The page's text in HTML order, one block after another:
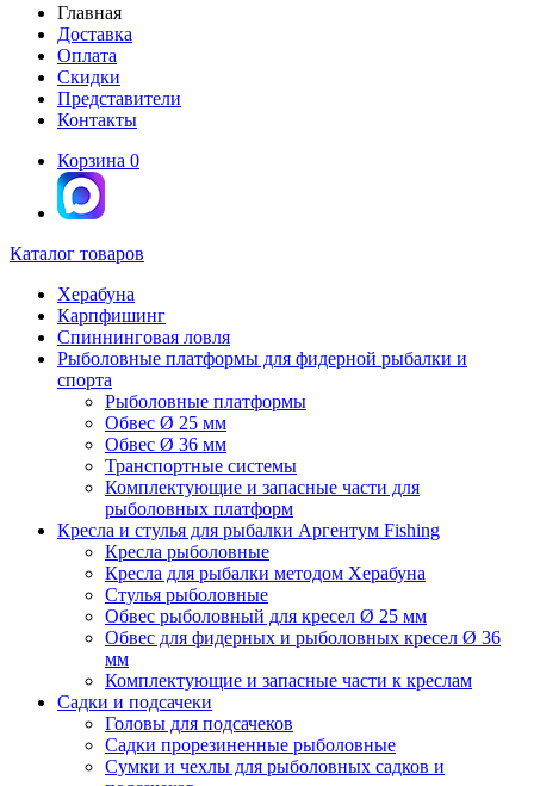
Главная
Доставка
Оплата
Скидки
Представители
Контакты
Корзина 0
Каталог товаров
Херабуна
Карпфишинг
Спиннинговая ловля
Рыболовные платформы для фидерной рыбалки и
спорта
Рыболовные платформы
Обвес Ø 25 мм
Обвес Ø 36 мм
Транспортные системы
Комплектующие и запасные части для
рыболовных платформ
Кресла и стулья для рыбалки Аргентум Fishing
Кресла рыболовные
Кресла для рыбалки методом Херабуна
Стулья рыболовные
Обвес рыболовный для кресел Ø 25 мм
Обвес для фидерных и рыболовных кресел Ø 36
мм
Комплектующие и запасные части к креслам
Садки и подсачеки
Головы для подсачеков
Садки прорезиненные рыболовные
Сумки и чехлы для рыболовных садков и